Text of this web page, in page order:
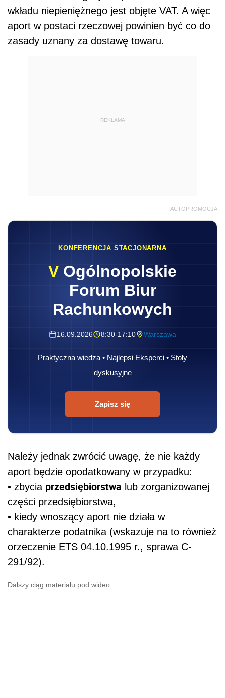
wkładu niepieniężnego jest objęte VAT. A więc
aport w postaci rzeczowej powinien być co do
zasady uznany za dostawę towaru.
REKLAMA
AUTOPROMOCJA
KONFERENCJA STACJONARNA
V Ogólnopolskie
Forum Biur
Rachunkowych
16.09.2026 8:30-17:10 Warszawa
Praktyczna wiedza • Najlepsi Eksperci • Stoły
dyskusyjne
Zapisz się
Należy jednak zwrócić uwagę, że nie każdy
aport będzie opodatkowany w przypadku:
• zbycia przedsiębiorstwa lub zorganizowanej
części przedsiębiorstwa,
• kiedy wnoszący aport nie działa w
charakterze podatnika (wskazuje na to również
orzeczenie ETS 04.10.1995 r., sprawa C-
291/92).
Dalszy ciąg materiału pod wideo